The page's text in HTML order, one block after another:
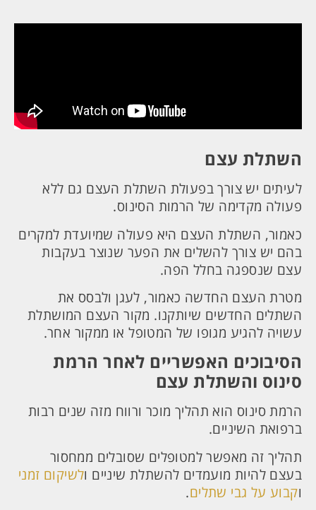
השתלת עצם
לעיתים יש צורך בפעולת השתלת העצם גם ללא
פעולה מקדימה של הרמות הסינוס.
כאמור, השתלת העצם היא פעולה שמיועדת למקרים
בהם יש צורך להשלים את הפער שנוצר בעקבות
עצם שנספגה בחלל הפה.
מטרת העצם החדשה כאמור, לעגן ולבסס את
השתלים החדשים שיותקנו. מקור העצם המושתלת
עשויה להגיע מגופו של המטופל או ממקור אחר.
הסיבוכים האפשריים לאחר הרמת
סינוס והשתלת עצם
הרמת סינוס הוא תהליך מוכר ורווח מזה שנים רבות
ברפואת השיניים.
תהליך זה מאפשר למטופלים שסובלים ממחסור
בעצם להיות מועמדים להשתלת שיניים ולשיקום זמני
וקבוע על גבי שתלים.